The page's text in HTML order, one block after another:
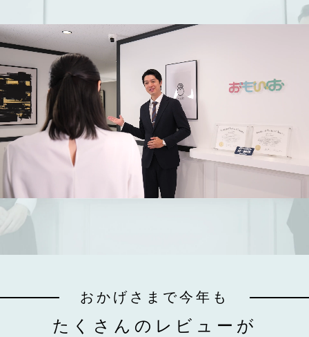
おかげさまで今年も
たくさんのレビューが